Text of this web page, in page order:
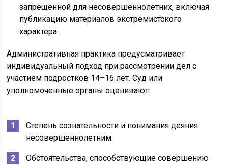
запрещённой для несовершеннолетних, включая
публикацию материалов экстремистского
характера.
Административная практика предусматривает
индивидуальный подход при рассмотрении дел с
участием подростков 14–16 лет. Суд или
уполномоченные органы оценивают:
Степень сознательности и понимания деяния
несовершеннолетним.
Обстоятельства, способствующие совершению